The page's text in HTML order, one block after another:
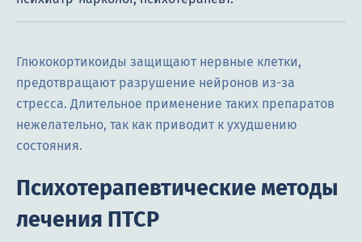
Глюкокортикоиды защищают нервные клетки,
предотвращают разрушение нейронов из-за
стресса. Длительное применение таких препаратов
нежелательно, так как приводит к ухудшению
состояния.
Психотерапевтические методы
лечения ПТСР